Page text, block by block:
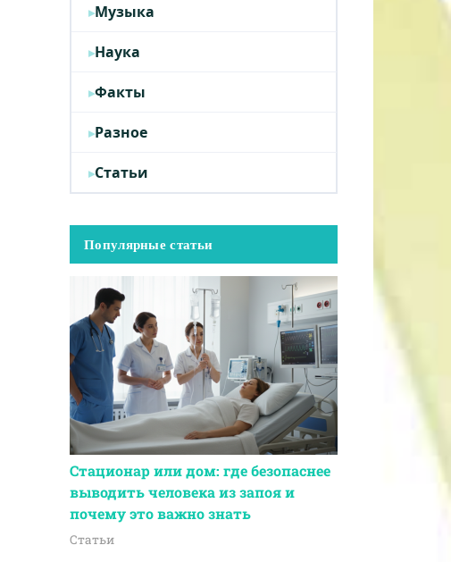
Музыка
Наука
Факты
Разное
Статьи
Популярные статьи
Стационар или дом: где безопаснее
выводить человека из запоя и
почему это важно знать
Статьи